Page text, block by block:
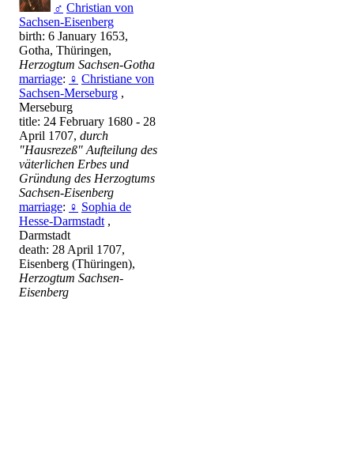
♂ Christian von
Sachsen-Eisenberg
birth: 6 January 1653,
Gotha, Thüringen,
Herzogtum Sachsen-Gotha
marriage: ♀ Christiane von
Sachsen-Merseburg ,
Merseburg
title: 24 February 1680 - 28
April 1707, durch
"Hausrezeß" Aufteilung des
väterlichen Erbes und
Gründung des Herzogtums
Sachsen-Eisenberg
marriage: ♀ Sophia de
Hesse-Darmstadt ,
Darmstadt
death: 28 April 1707,
Eisenberg (Thüringen),
Herzogtum Sachsen-
Eisenberg